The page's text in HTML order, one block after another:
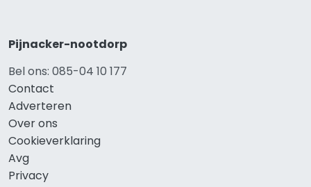
Pijnacker-nootdorp
Bel ons: 085-04 10 177
Contact
Adverteren
Over ons
Cookieverklaring
Avg
Privacy